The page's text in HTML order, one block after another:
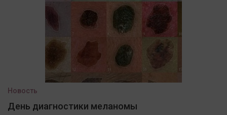
Новость
День диагностики меланомы